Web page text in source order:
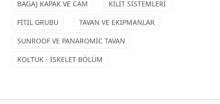
BAGAJ KAPAK VE CAM
KİLİT SİSTEMLERİ
FİTİL GRUBU
TAVAN VE EKİPMANLAR
SUNROOF VE PANAROMİC TAVAN
KOLTUK - İSKELET BÖLÜM